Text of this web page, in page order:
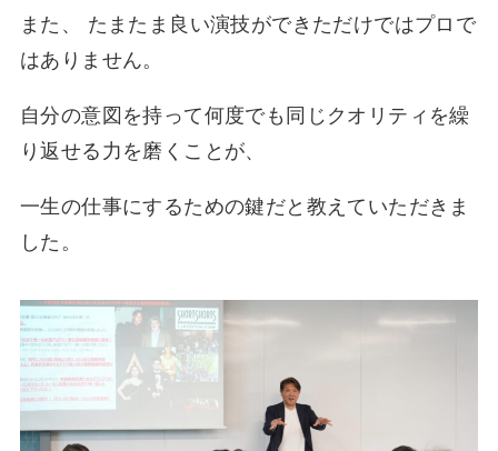
また、 たまたま良い演技ができただけではプロで
はありません。
自分の意図を持って何度でも同じクオリティを繰
り返せる力を磨くことが、
一生の仕事にするための鍵だと教えていただきま
した。